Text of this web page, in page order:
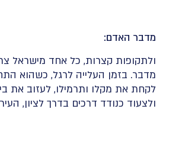
מדבר האדם:
ולתקופות קצרות, כל אחד מישראל
מדבר. בזמן העלייה לרגל, כשהוא
לקחת את מקלו ותרמילו, לעזוב את
ולצעוד כנודד דרכים בדרך לציון,